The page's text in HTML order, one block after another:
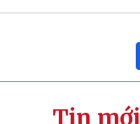
Tin mới